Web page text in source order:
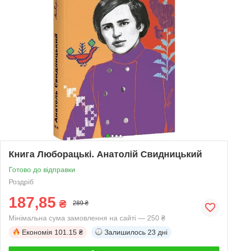
Книга Люборацькі. Анатолій Свидницький
Готово до відправки
Роздріб
187,85 ₴ 289 ₴
Мінімальна сума замовлення на сайті — 250 ₴
Економія 101.15 ₴ Залишилось 23 дні